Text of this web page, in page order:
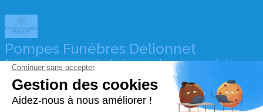
Pompes Funèbres Delionnet
Nos équipes vous aident à honorer la mémoire de la
personne défunte de manière totalement personnalisée,
à perpétuer son souvenir dans le respect de ses
volontés, de ses valeurs et de ses convictions, pour
l’accompagner avec dignité dans son dernier voyage.